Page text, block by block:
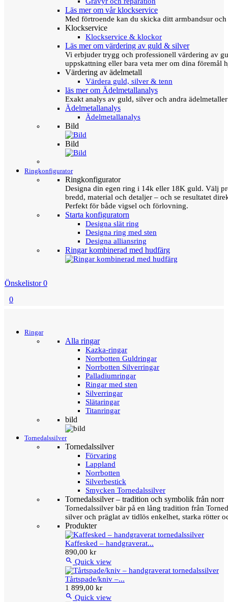
Läs mer om vår klockservice
Med förtroende kan du skicka ditt armbandsur
Klockservice
Klockservice & klockor
Läs mer om värdering av guld & silver
Vi erbjuder trygg och professionell värdering av
uppskattning eller bara veta mer om dina föremål
Värdering av ädelmetall
Värdera guld, silver & tenn
läs mer om Ädelmetallanalys
Exakt analys av guld, silver och andra
Ädelmetallanalys
Ädelmetallanalys
Bild
Bild
Ringkonfigurator
Ringkonfigurator
Designa din egen ring i 14k eller 18K guld. Välj
bredd, material och detaljer – och se resultatet
Perfekt för både vigsel och förlovning.
Starta konfiguratorn
Designa slät ring
Designa ring med sten
Designa alliansring
Ringar kombinerad med hudfärg
Önskelistor 0
0
Ringar
Alla ringar
Kazka-ringar
Norrbotten Guldringar
Norrbotten Silverringar
Palladiumringar
Ringar med sten
Silverringar
Slätaringar
Titanringar
bild
Tornedalssilver
Tornedalssilver
Förvaring
Lappland
Norrbotten
Silverbestick
Smycken Tornedalssilver
Tornedalssilver – tradition och symbolik från norr
Tornedalssilver bär på en lång tradition från
silver och präglat av tidlös enkelhet, starka rötter
Produkter
Kaffesked – handgraverat...
890,00 kr
 Quick view
Tårtspade/kniv –...
1 899,00 kr
 Quick view